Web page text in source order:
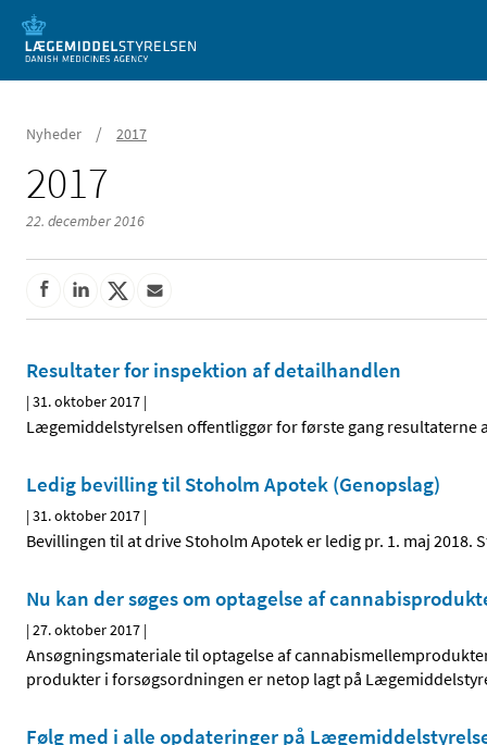
Mobil visning
Nyheder / 2017
2017
22. december 2016
Resultater for inspektion af detailhandlen
|31. oktober 2017 |
Lægemiddelstyrelsen offentliggør for første gang
Ledig bevilling til Stoholm Apotek (Genopslag)
|31. oktober 2017 |
Bevillingen til at drive Stoholm Apotek er ledig pr. 1. maj
Nu kan der søges om optagelse af
|27. oktober 2017 |
Ansøgningsmateriale til optagelse af
produkter i forsøgsordningen er netop lagt på
Følg med i alle opdateringer på